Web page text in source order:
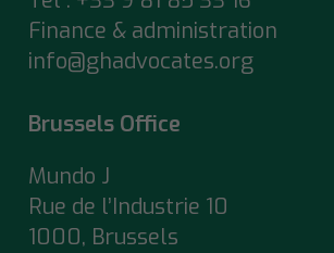
Finance & administration
info@ghadvocates.org
Brussels Office
Mundo J
Rue de l’Industrie 10
1000, Brussels